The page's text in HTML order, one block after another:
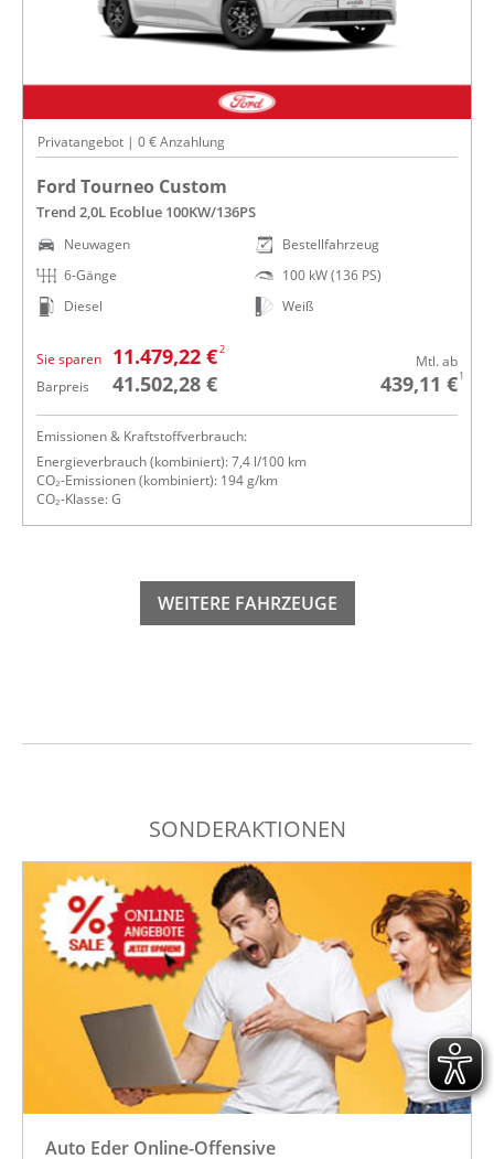
Privatangebot | 0 € Anzahlung
Ford Tourneo Custom
Trend 2,0L Ecoblue 100KW/136PS
Neuwagen
6-Gänge
Diesel
Bestellfahrzeug
100 kW (136 PS)
Weiß
Sie sparen 11.479,22 €2
Barpreis 41.502,28 €
Mtl. ab
439,11 €1
Emissionen & Kraftstoffverbrauch:
Energieverbrauch (kombiniert): 7,4 l/100 km
CO₂-Emissionen (kombiniert): 194 g/km
CO₂-Klasse: G
WEITERE FAHRZEUGE
SONDERAKTIONEN
Auto Eder Online-Offensive